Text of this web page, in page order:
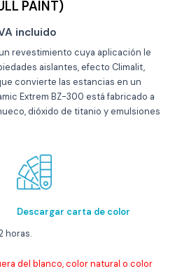
PAINT)
€
110,00 €
incluido
revestimiento cuya aplicación le
aislantes, efecto Climalit,
convierte las estancias en un
Extrem BZ-300 está fabricado a
dióxido de titanio y emulsiones
Descargar carta de color
horas.
del blanco, color natural o color